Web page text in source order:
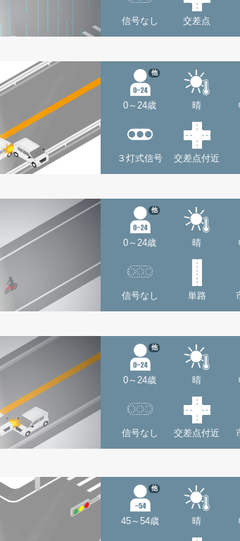
信号なし 交差点
0～24歳
他
晴
３灯式信号 交差点付近
0～24歳
他
晴
信号なし 単路
0～24歳
他
晴
信号なし 交差点付近
45～54歳
他
晴